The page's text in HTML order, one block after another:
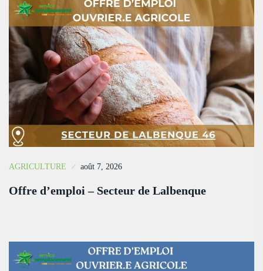
AGRICULTURE août 7, 2026
Offre d’emploi – Secteur de Lalbenque